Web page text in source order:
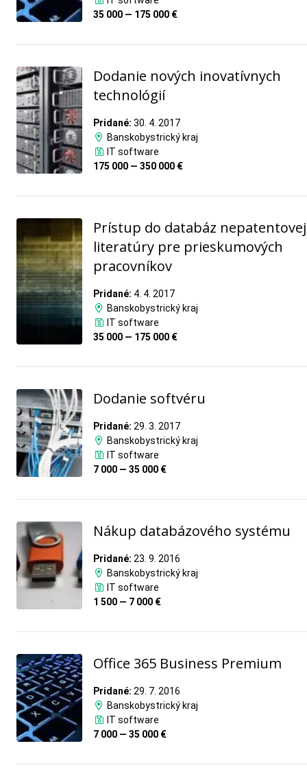
35 000 — 175 000 €
Dodanie nových inovatívnych
technológií
Pridané: 30. 4. 2017
Banskobystrický kraj
IT software
175 000 — 350 000 €
Prístup do databáz nepatentovej
literatúry pre prieskumových
pracovníkov
Pridané: 4. 4. 2017
Banskobystrický kraj
IT software
35 000 — 175 000 €
Dodanie softvéru
Pridané: 29. 3. 2017
Banskobystrický kraj
IT software
7 000 — 35 000 €
Nákup databázového systému
Pridané: 23. 9. 2016
Banskobystrický kraj
IT software
1 500 — 7 000 €
Office 365 Business Premium
Pridané: 29. 7. 2016
Banskobystrický kraj
IT software
7 000 — 35 000 €